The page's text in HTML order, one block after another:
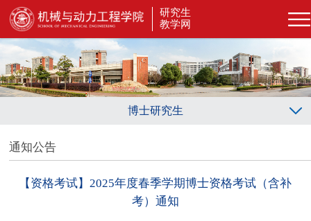
研究生
教学网
博士研究生
通知公告
【资格考试】2025年度春季学期博士资格考试（含补
考）通知